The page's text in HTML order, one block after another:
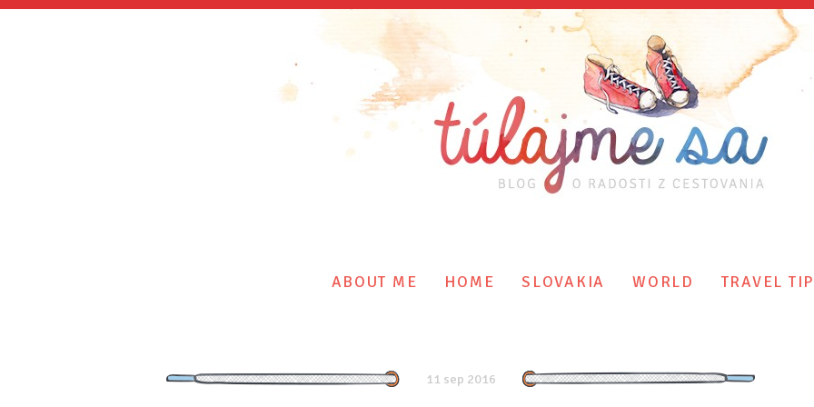
ABOUT ME HOME SLOVAKIA WORLD TRAVEL
11 sep 2016